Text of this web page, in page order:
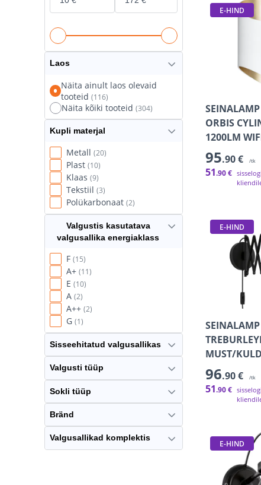
E-HIND
ORBIS
1200LM
95.90 € /tk
51.90 €
E-HIND
MUST/
96.90 € /tk
51.90 €
E-HIND
Laos
Näita ainult laos olevaid
tooteid (116)
Näita kõiki tooteid (304)
Kupli materjal
Metall (20)
Plast (10)
Klaas (9)
Tekstiil (3)
Polükarbonaat (2)
Valgustis kasutatava
valgusallika energiaklass
F (15)
A+ (11)
E (10)
A (2)
A++ (2)
G (1)
Sisseehitatud valgusallikas
Valgusti tüüp
Sokli tüüp
Bränd
Valgusallikad komplektis